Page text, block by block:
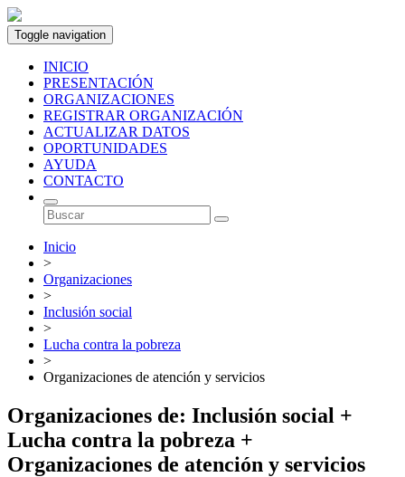
Toggle navigation
INICIO
PRESENTACIÓN
ORGANIZACIONES
REGISTRAR ORGANIZACIÓN
ACTUALIZAR DATOS
OPORTUNIDADES
AYUDA
CONTACTO
Inicio
>
Organizaciones
>
Inclusión social
>
Lucha contra la pobreza
>
Organizaciones de atención y servicios
Organizaciones de: Inclusión social +
Lucha contra la pobreza +
Organizaciones de atención y servicios